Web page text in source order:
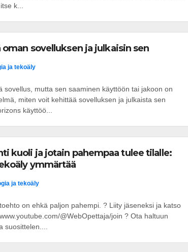
k...
sovelluksen ja julkaisin sen
ja tekoäly
sovellus, mutta sen saaminen käyttöön tai jakoon on
miten voit kehittää sovelluksen ja julkaista sen
käyttöö...
kuoli ja jotain pahempaa tulee tilalle:
ymmärtää
ja tekoäly
on ehkä paljon pahempi. ? Liity jäseneksi ja katso
@WebOpettaja/join ? Ota haltuun
suosittelen....